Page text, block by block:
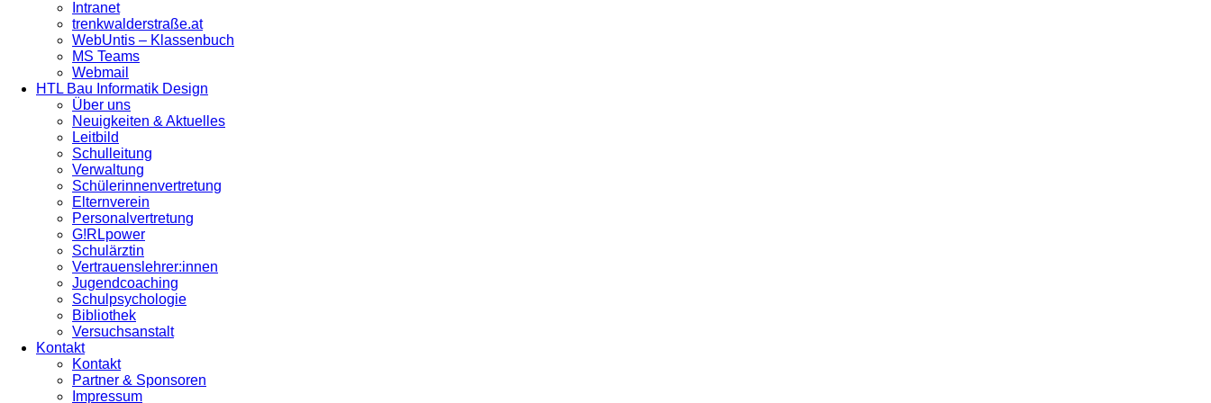
Intranet
trenkwalderstraße.at
WebUntis – Klassenbuch
MS Teams
Webmail
HTL Bau Informatik Design
Über uns
Neuigkeiten & Aktuelles
Leitbild
Schulleitung
Verwaltung
Schülerinnenvertretung
Elternverein
Personalvertretung
G!RLpower
Schulärztin
Vertrauenslehrer:innen
Jugendcoaching
Schulpsychologie
Bibliothek
Versuchsanstalt
Kontakt
Kontakt
Partner & Sponsoren
Impressum